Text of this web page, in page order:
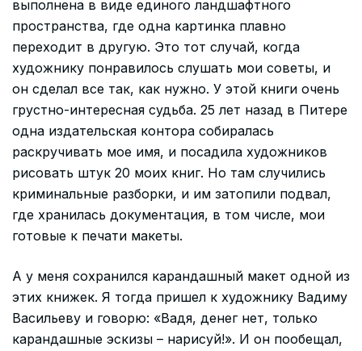
выполнена в виде единого ландшафтного
пространства, где одна картинка плавно
переходит в другую. Это тот случай, когда
художнику понравилось слушать мои советы, и
он сделал все так, как нужно. У этой книги очень
грустно-интересная судьба. 25 лет назад в Питере
одна издательская контора собиралась
раскручивать мое имя, и посадила художников
рисовать штук 20 моих книг. Но там случились
криминальные разборки, и им затопили подвал,
где хранилась документация, в том числе, мои
готовые к печати макеты.
А у меня сохранился карандашный макет одной из
этих книжек. Я тогда пришел к художнику Вадиму
Васильеву и говорю: «Вадя, денег нет, только
карандашные эскизы – нарисуй!». И он пообещал,